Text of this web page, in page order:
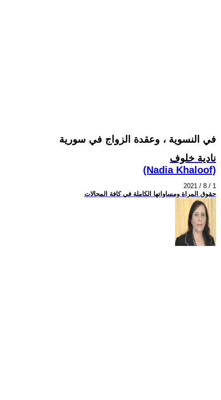
في النسوية ، وعقدة الزواج في سورية
نادية خلوف
(Nadia Khaloof)
2021 / 8 / 1
حقوق المراة ومساواتها الكاملة في كافة المجالات